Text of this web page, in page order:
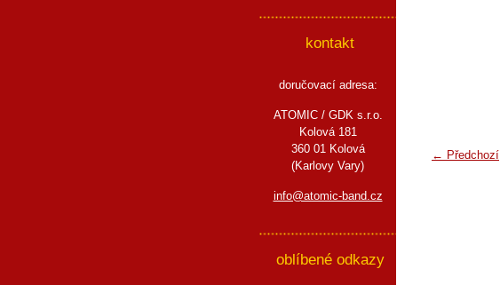
← Předchozí
kontakt
doručovací adresa:
ATOMIC / GDK s.r.o.
Kolová 181
360 01 Kolová
(Karlovy Vary)
info@atomic-band.cz
oblíbené odkazy